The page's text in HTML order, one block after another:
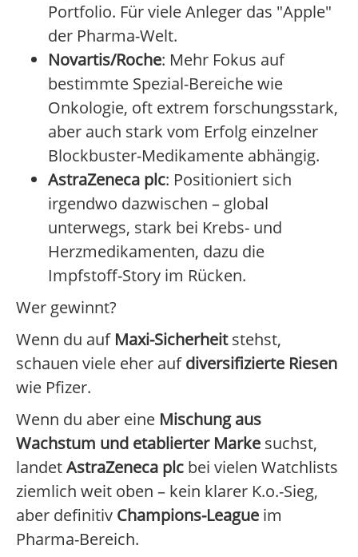
Portfolio. Für viele Anleger das "Apple"
der Pharma-Welt.
Novartis/Roche: Mehr Fokus auf
bestimmte Spezial-Bereiche wie
Onkologie, oft extrem forschungsstark,
aber auch stark vom Erfolg einzelner
Blockbuster-Medikamente abhängig.
AstraZeneca plc: Positioniert sich
irgendwo dazwischen – global
unterwegs, stark bei Krebs- und
Herzmedikamenten, dazu die
Impfstoff-Story im Rücken.
Wer gewinnt?
Wenn du auf Maxi-Sicherheitstehst,
schauen viele eher aufdiversifizierte Riesen
wie Pfizer.
Wenn du aber eine Mischung aus
Wachstum und etablierter Marke suchst,
landetAstraZeneca plc bei vielen Watchlists
ziemlich weit oben – kein klarer K.o.-Sieg,
aber definitiv Champions-League im
Pharma-Bereich.